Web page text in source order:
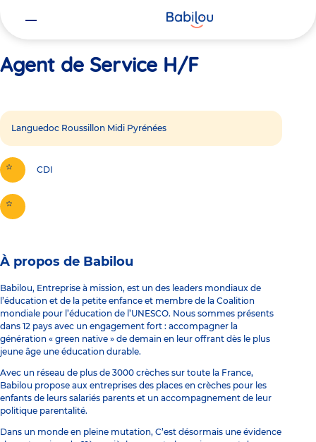
Agent de Service H/F
Languedoc Roussillon Midi Pyrénées
CDI
À propos de Babilou
Babilou, Entreprise à mission, est un des leaders mondiaux de
l’éducation et de la petite enfance et membre de la Coalition
mondiale pour l’éducation de l’UNESCO. Nous sommes présents
dans 12 pays avec un engagement fort : accompagner la
génération « green native » de demain en leur offrant dès le plus
jeune âge une éducation durable.
Avec un réseau de plus de 3000 crèches sur toute la France,
Babilou propose aux entreprises des places en crèches pour les
enfants de leurs salariés parents et un accompagnement de leur
politique parentalité.
Dans un monde en pleine mutation, C’est désormais une évidence